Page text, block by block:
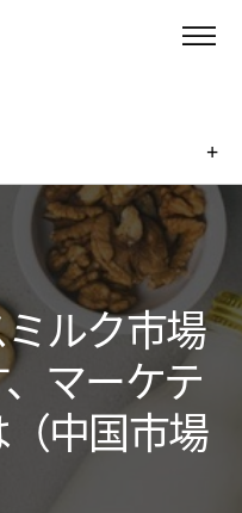
+
ルク市場
マーケテ
中国市場